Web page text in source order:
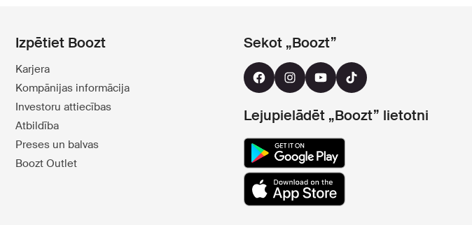
Izpētiet Boozt
Karjera
Kompānijas informācija
Investoru attiecības
Atbildība
Preses un balvas
Boozt Outlet
Sekot „Boozt”
Lejupielādēt „Boozt” lietotni